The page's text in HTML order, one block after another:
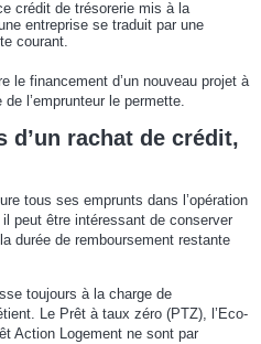
crédit de trésorerie mis à la
entreprise se traduit par une
courant.
le financement d’un nouveau projet à
l’emprunteur le permette.
d’un rachat de crédit,
tous ses emprunts dans l’opération
peut être intéressant de conserver
durée de remboursement restante
toujours à la charge de
Le Prêt à taux zéro (PTZ), l’Eco-
Action Logement ne sont par